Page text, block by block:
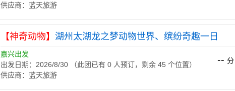
供应商：蓝天旅游
【神奇动物】 湖州太湖龙之梦动物世界、缤纷奇趣一日
嘉兴出发
出发日期：2026/8/30 （此团已有 0 人预订，剩余 45 个位置）
供应商：蓝天旅游
-- 分